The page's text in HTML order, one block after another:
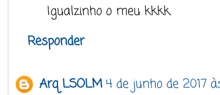
Igualzinho o meu kkkk.
Responder
Arq LSOLM4 de junho de 2017